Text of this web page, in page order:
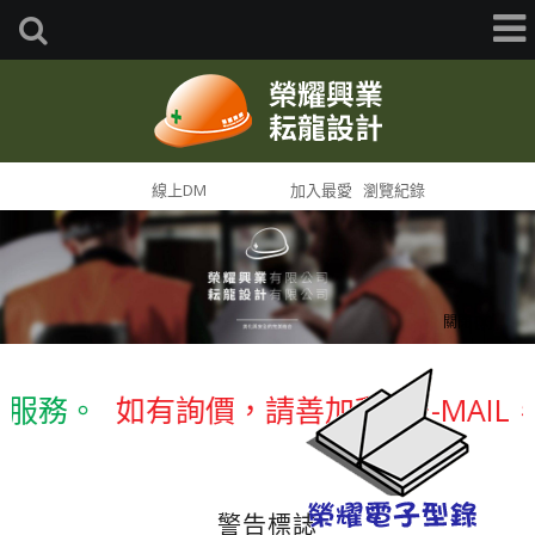
線上DM 加入最愛 瀏覽紀錄
。 如有詢價，請善加利用E-MAIL
警告標誌
關閉 [X]